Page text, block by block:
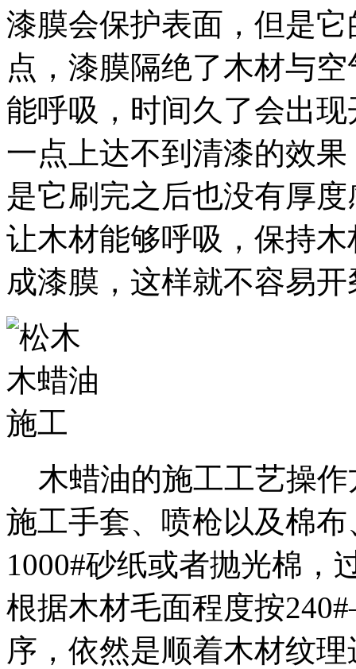
漆膜会保护表面，但是
点，漆膜隔绝了木材与
能呼吸，时间久了会出
一点上达不到清漆的效
是它刷完之后也没有厚
让木材能够呼吸，保持
成漆膜，这样就不容易
木蜡油的施工工艺操作
施工手套、喷枪以及棉布
1000#砂纸或者抛光棉，
根据木材毛面程度按
序，依然是顺着木材纹